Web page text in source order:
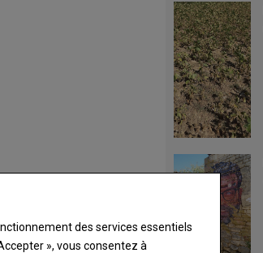
des services essentiels
», vous consentez à